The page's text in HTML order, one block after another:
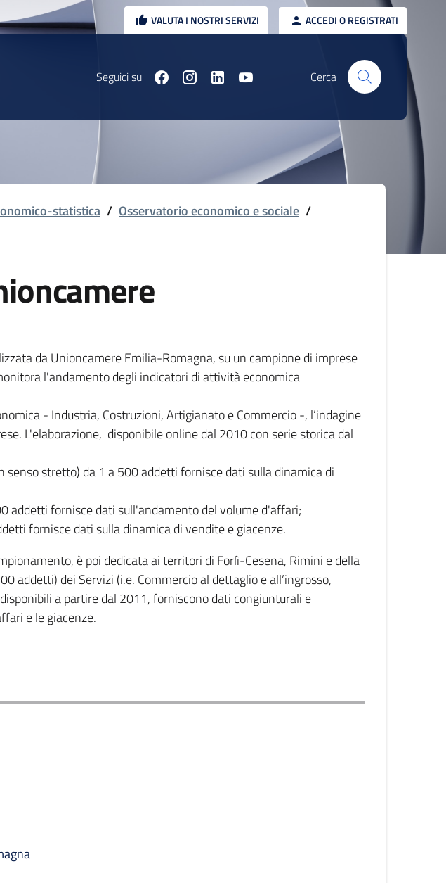
VALUTA I NOSTRI SERVIZI ACCEDI O REGISTRATI
Seguici su Cerca
statistica / Osservatorio economico e sociale /
da Unioncamere Emilia-Romagna, su un campione di imprese
l'andamento degli indicatori di attività economica
- Industria, Costruzioni, Artigianato e Commercio -, l’indagine
L'elaborazione, disponibile online dal 2010 con serie storica dal
stretto) da 1 a 500 addetti fornisce dati sulla dinamica di
addetti fornisce dati sull'andamento del volume d'affari;
fornisce dati sulla dinamica di vendite e giacenze.
è poi dedicata ai territori di Forlì-Cesena, Rimini e della
addetti) dei Servizi (i.e. Commercio al dettaglio e all’ingrosso,
a partire dal 2011, forniscono dati congiunturali e
e le giacenze.